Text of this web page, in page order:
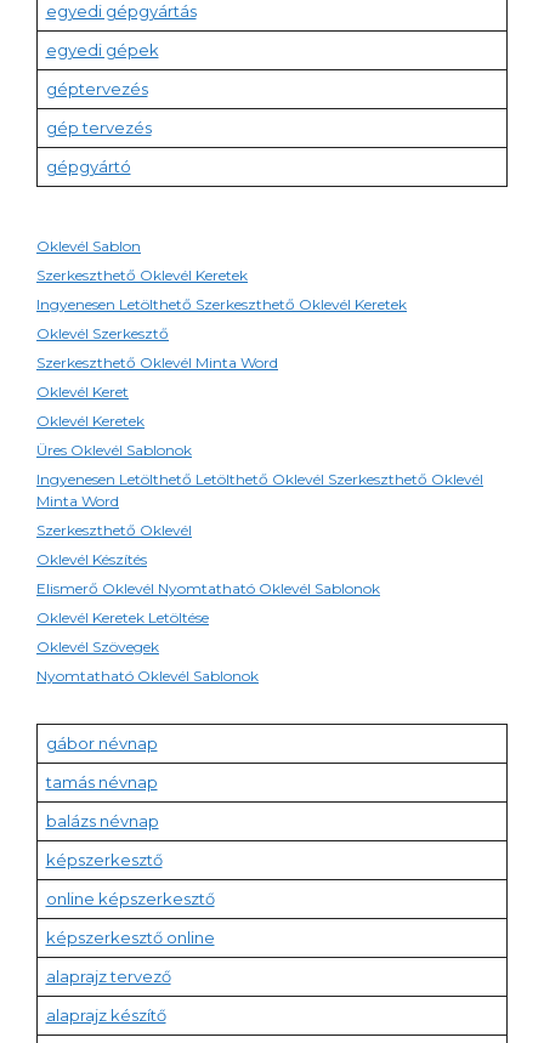
egyedi gépgyártás
egyedi gépek
géptervezés
gép tervezés
gépgyártó
Oklevél Sablon
Szerkeszthető Oklevél Keretek
Ingyenesen Letölthető Szerkeszthető Oklevél Keretek
Oklevél Szerkesztő
Szerkeszthető Oklevél Minta Word
Oklevél Keret
Oklevél Keretek
Üres Oklevél Sablonok
Ingyenesen Letölthető Letölthető Oklevél Szerkeszthető Oklevél
Minta Word
Szerkeszthető Oklevél
Oklevél Készítés
Elismerő Oklevél Nyomtatható Oklevél Sablonok
Oklevél Keretek Letöltése
Oklevél Szövegek
Nyomtatható Oklevél Sablonok
gábor névnap
tamás névnap
balázs névnap
képszerkesztő
online képszerkesztő
képszerkesztő online
alaprajz tervező
alaprajz készítő